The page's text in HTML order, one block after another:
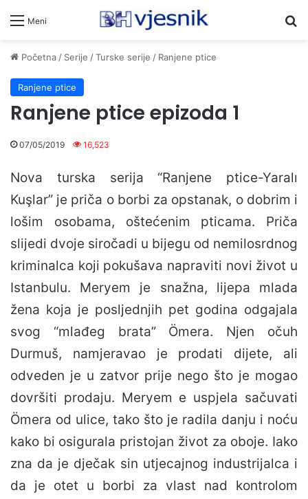
Meni
Početna/ Serije /Turske serije / Ranjene ptice
Ranjene ptice
Ranjene ptice epizoda 1
07/05/2019 16,523
Nova turska serija “Ranjene ptice-Yaralı
Kuşlar” je priča o borbi za opstanak, o dobrim i
lošim osobama, oštećenim pticama. Priča
slijedi dvoje siročadi u bijegu od nemilosrdnog
kriminalca koji pokušava napraviti novi život u
Istanbulu. Meryem je snažna, lijepa mlada
žena koja je posljednjih pet godina odgajala
svog “mlađeg brata” Ömera. Njen očuh
Durmuš, namjeravao je prodati dijete, ali
odveden je u zatvor prije nego što je mogao
dovršiti prodaju. Meryem e uspjela sačuvati
Ömera od ulice, tako što je radila danju i noću
kako bi osigurala pristojan život za oboje. Iako
zna da je dječak sin utjecajnog industrijalca i
da je otet u borbi za vlast nad kontrolom